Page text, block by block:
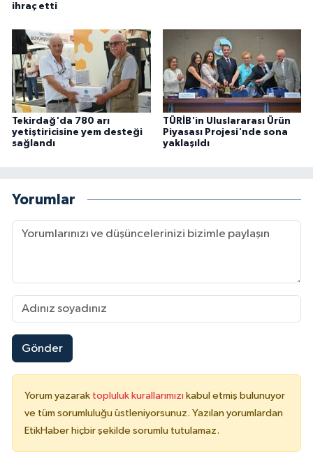
ihraç etti
Tekirdağ'da 780 arı
yetiştiricisine yem desteği
sağlandı
TÜRİB'in Uluslararası Ürün
Piyasası Projesi'nde sona
yaklaşıldı
Yorumlar
Gönder
Yorum yazarak topluluk kurallarımızı kabul etmiş bulunuyor
ve tüm sorumluluğu üstleniyorsunuz. Yazılan yorumlardan
EtikHaber hiçbir şekilde sorumlu tutulamaz.